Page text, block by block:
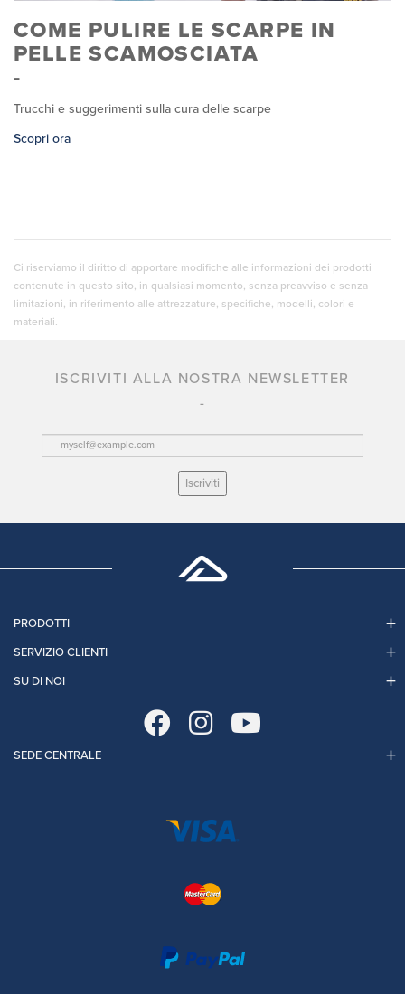
COME PULIRE LE SCARPE IN
PELLE SCAMOSCIATA
Trucchi e suggerimenti sulla cura delle scarpe
Scopri ora
Ci riserviamo il diritto di apportare modifiche alle informazioni dei prodotti
contenute in questo sito, in qualsiasi momento, senza preavviso e senza
limitazioni, in riferimento alle attrezzature, specifiche, modelli, colori e
materiali.
ISCRIVITI ALLA NOSTRA NEWSLETTER
Iscriviti
PRODOTTI
SERVIZIO CLIENTI
SU DI NOI
SEDE CENTRALE